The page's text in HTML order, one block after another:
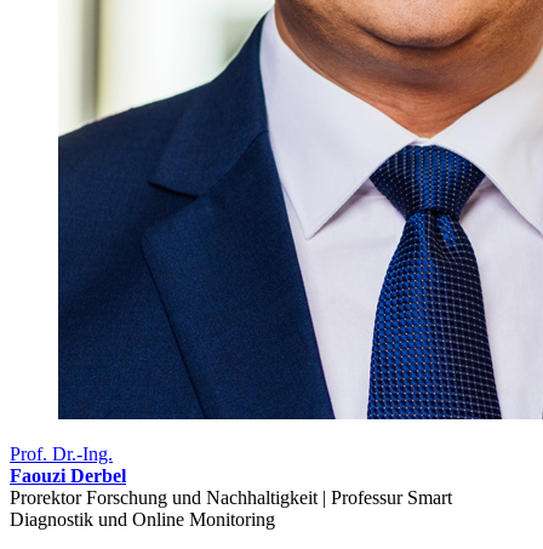
Prof. Dr.-Ing.
Faouzi Derbel
Prorektor Forschung und Nachhaltigkeit | Professur Smart
Diagnostik und Online Monitoring